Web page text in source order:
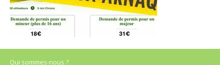
Qui sommes-nous ?